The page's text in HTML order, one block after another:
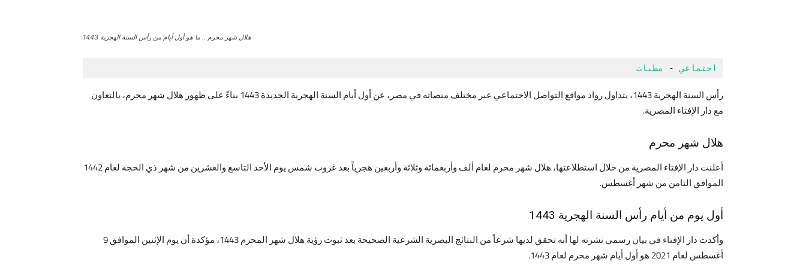
هلال شهر محرم .. ما هو أول أيام من رأس السنة الهجرية 1443
اجتماعي - مطبات
رأس السنة الهجرية 1443، يتداول رواد مواقع التواصل الاجتماعي عبر مختلف منصاته في مصر، عن أول أيام السنة الهجرية الجديدة 1443 بناءً على ظهور هلال شهر محرم، بالتعاون
مع دار الإفتاء المصرية.
هلال شهر محرم
أعلنت دار الإفتاء المصرية من خلال استطلاعتها، هلال شهر محرم لعام ألف وأربعمائة وثلاثة وأربعين هجرياً بعد غروب شمس يوم الأحد التاسع والعشرين من شهر ذي الحجة لعام 1442
الموافق الثامن من شهر أغسطس.
أول يوم من أيام رأس السنة الهجرية 1443
وأكدت دار الإفتاء في بيان رسمي نشرته لها أنه تحقق لديها شرعاً من النتائج البصرية الشرعية الصحيحة بعد ثبوت رؤية هلال شهر المحرم 1443، مؤكدة أن يوم الإثنين الموافق 9
أغسطس لعام 2021 هو أول أيام شهر محرم لعام 1443.